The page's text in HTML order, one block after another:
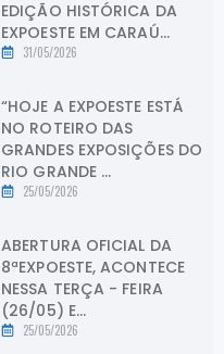
EDIÇÃO HISTÓRICA DA
EXPOESTE EM CARAÚ...
31/05/2026
“HOJE A EXPOESTE ESTÁ
NO ROTEIRO DAS
GRANDES EXPOSIÇÕES DO
RIO GRANDE ...
25/05/2026
ABERTURA OFICIAL DA
8ªEXPOESTE, ACONTECE
NESSA TERÇA - FEIRA
(26/05) E...
25/05/2026